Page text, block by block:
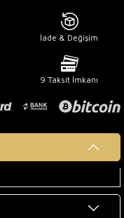
İade & Değişim
9 Taksit İmkanı